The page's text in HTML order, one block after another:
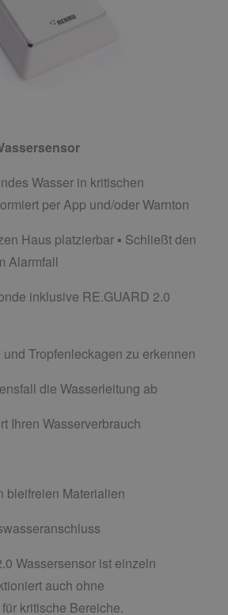
Wasser in kritischen
per App und/oder Warnton
Haus platzierbar ▪ Schließt den
Alarmfall
inklusive RE.GUARD 2.0
und Tropfenleckagen zu erkennen
die Wasserleitung ab
Ihren Wasserverbrauch
bleifreien Materialien
Wassersensor ist einzeln
auch ohne
kritische Bereiche.